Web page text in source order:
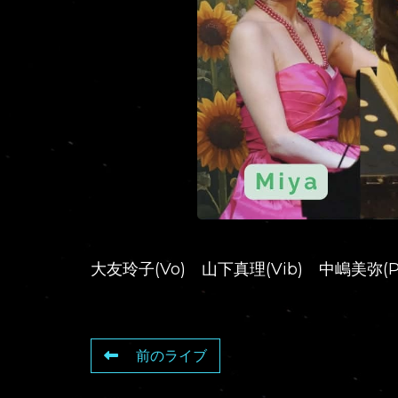
大友玲子(Vo) 山下真理(Vib) 中嶋美弥
前のライブ